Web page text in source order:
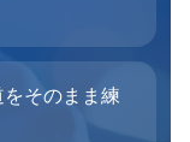
そのまま練